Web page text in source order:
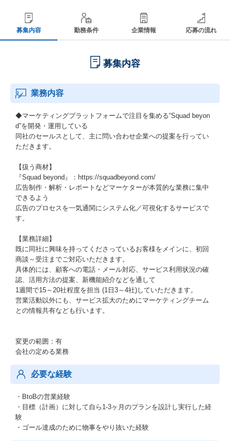
募集内容 勤務条件 企業情報 応募の流れ
募集内容
業務内容
◆マーケティングプラットフォームで注目を集める“Squad beyon
d”を開発・運用している
同社のセールスとして、主に問い合わせ企業への提案を行ってい
ただきます。
【扱う商材】
『Squad beyond』：https://squadbeyond.com/
広告制作・解析・レポートなどマーケターが本質的な業務に集中
できるよう
広告のプロセスを一気通関にシステム化／可視化するサービスで
す。
【業務詳細】
既に同社に興味を持ってくださっているお客様をメインに、初回
商談～受注までご対応いただきます。
具体的には、顧客への電話・メール対応、サービス利用状況の確
認、活用方法の提案、新機能紹介などを通して
1週間で15～20社程度を担当 (1日3～4社)していただきます。
営業活動以外にも、サービス拡大のためにマーケティングチーム
との情報共有なども行います。
変更の範囲：有
会社の定める業務
必要な経験
・BtoBの営業経験
・目標（計画）に対して自ら1-3ヶ月のプランを設計し実行した経
験
・ゴール達成のために物事をやり抜いた経験